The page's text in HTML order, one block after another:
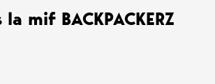
mif BACKPACKERZ